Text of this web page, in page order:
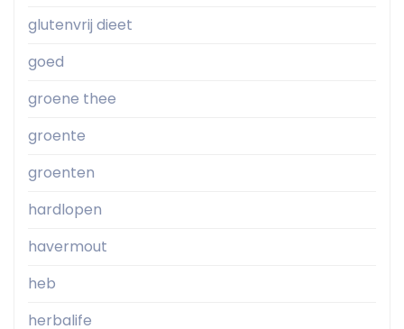
glutenvrij dieet
goed
groene thee
groente
groenten
hardlopen
havermout
heb
herbalife